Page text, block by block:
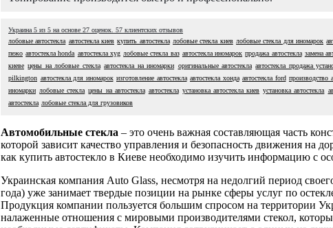
Украина 5 из 5 на основе 27 оценок. 57 клиентских отзывов
лобовые автостекла автостекла киев купить автостекла лобовые стекла киев лобовые стекла для иномарок
пежо автостекла honda автостекла xyg лобовые стекла ваз автостекла иномарок продажа автостекла замена
киеве цены на лобовые стекла автостекла на иномарки оригинальные автостекла автостекла продажа
pilkington автостекла для иномарок изготовление автостекла автостекла хонда автостекла ford производство
иномарки лобовые стекла цены на автостекла автостекла установка автостекла киев установка автостекла
автостекла лобовые стекла для грузовиков
Автомобильные стекла – это очень важная составляющая часть
которой зависит качество управления и безопасность движения на
как купить автостекло в Киеве необходимо изучить информацию с
Украинская компания Auto Glass, несмотря на недолгий период
года) уже занимает твердые позиции на рынке сферы услуг по
Продукция компании пользуется большим спросом на территории
налаженные отношения с мировыми производителями стекол,